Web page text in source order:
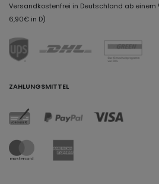
Versandkostenfrei in Deutschland ab einem
6,90€ in D)
ZAHLUNGSMITTEL